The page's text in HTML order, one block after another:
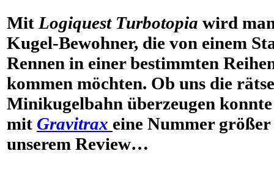
Mit Logiquest Turbotopia wird
Kugel-Bewohner, die von einem
Rennen in einer bestimmten
kommen möchten. Ob uns die
Minikugelbahn überzeugen
mit Gravitrax eine Nummer
unserem Review…